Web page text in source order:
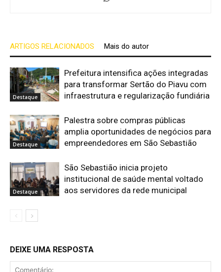
ARTIGOS RELACIONADOS Mais do autor
Destaque
Prefeitura intensifica ações integradas
para transformar Sertão do Piavu com
infraestrutura e regularização fundiária
Destaque
Palestra sobre compras públicas
amplia oportunidades de negócios para
empreendedores em São Sebastião
Destaque
São Sebastião inicia projeto
institucional de saúde mental voltado
aos servidores da rede municipal
DEIXE UMA RESPOSTA